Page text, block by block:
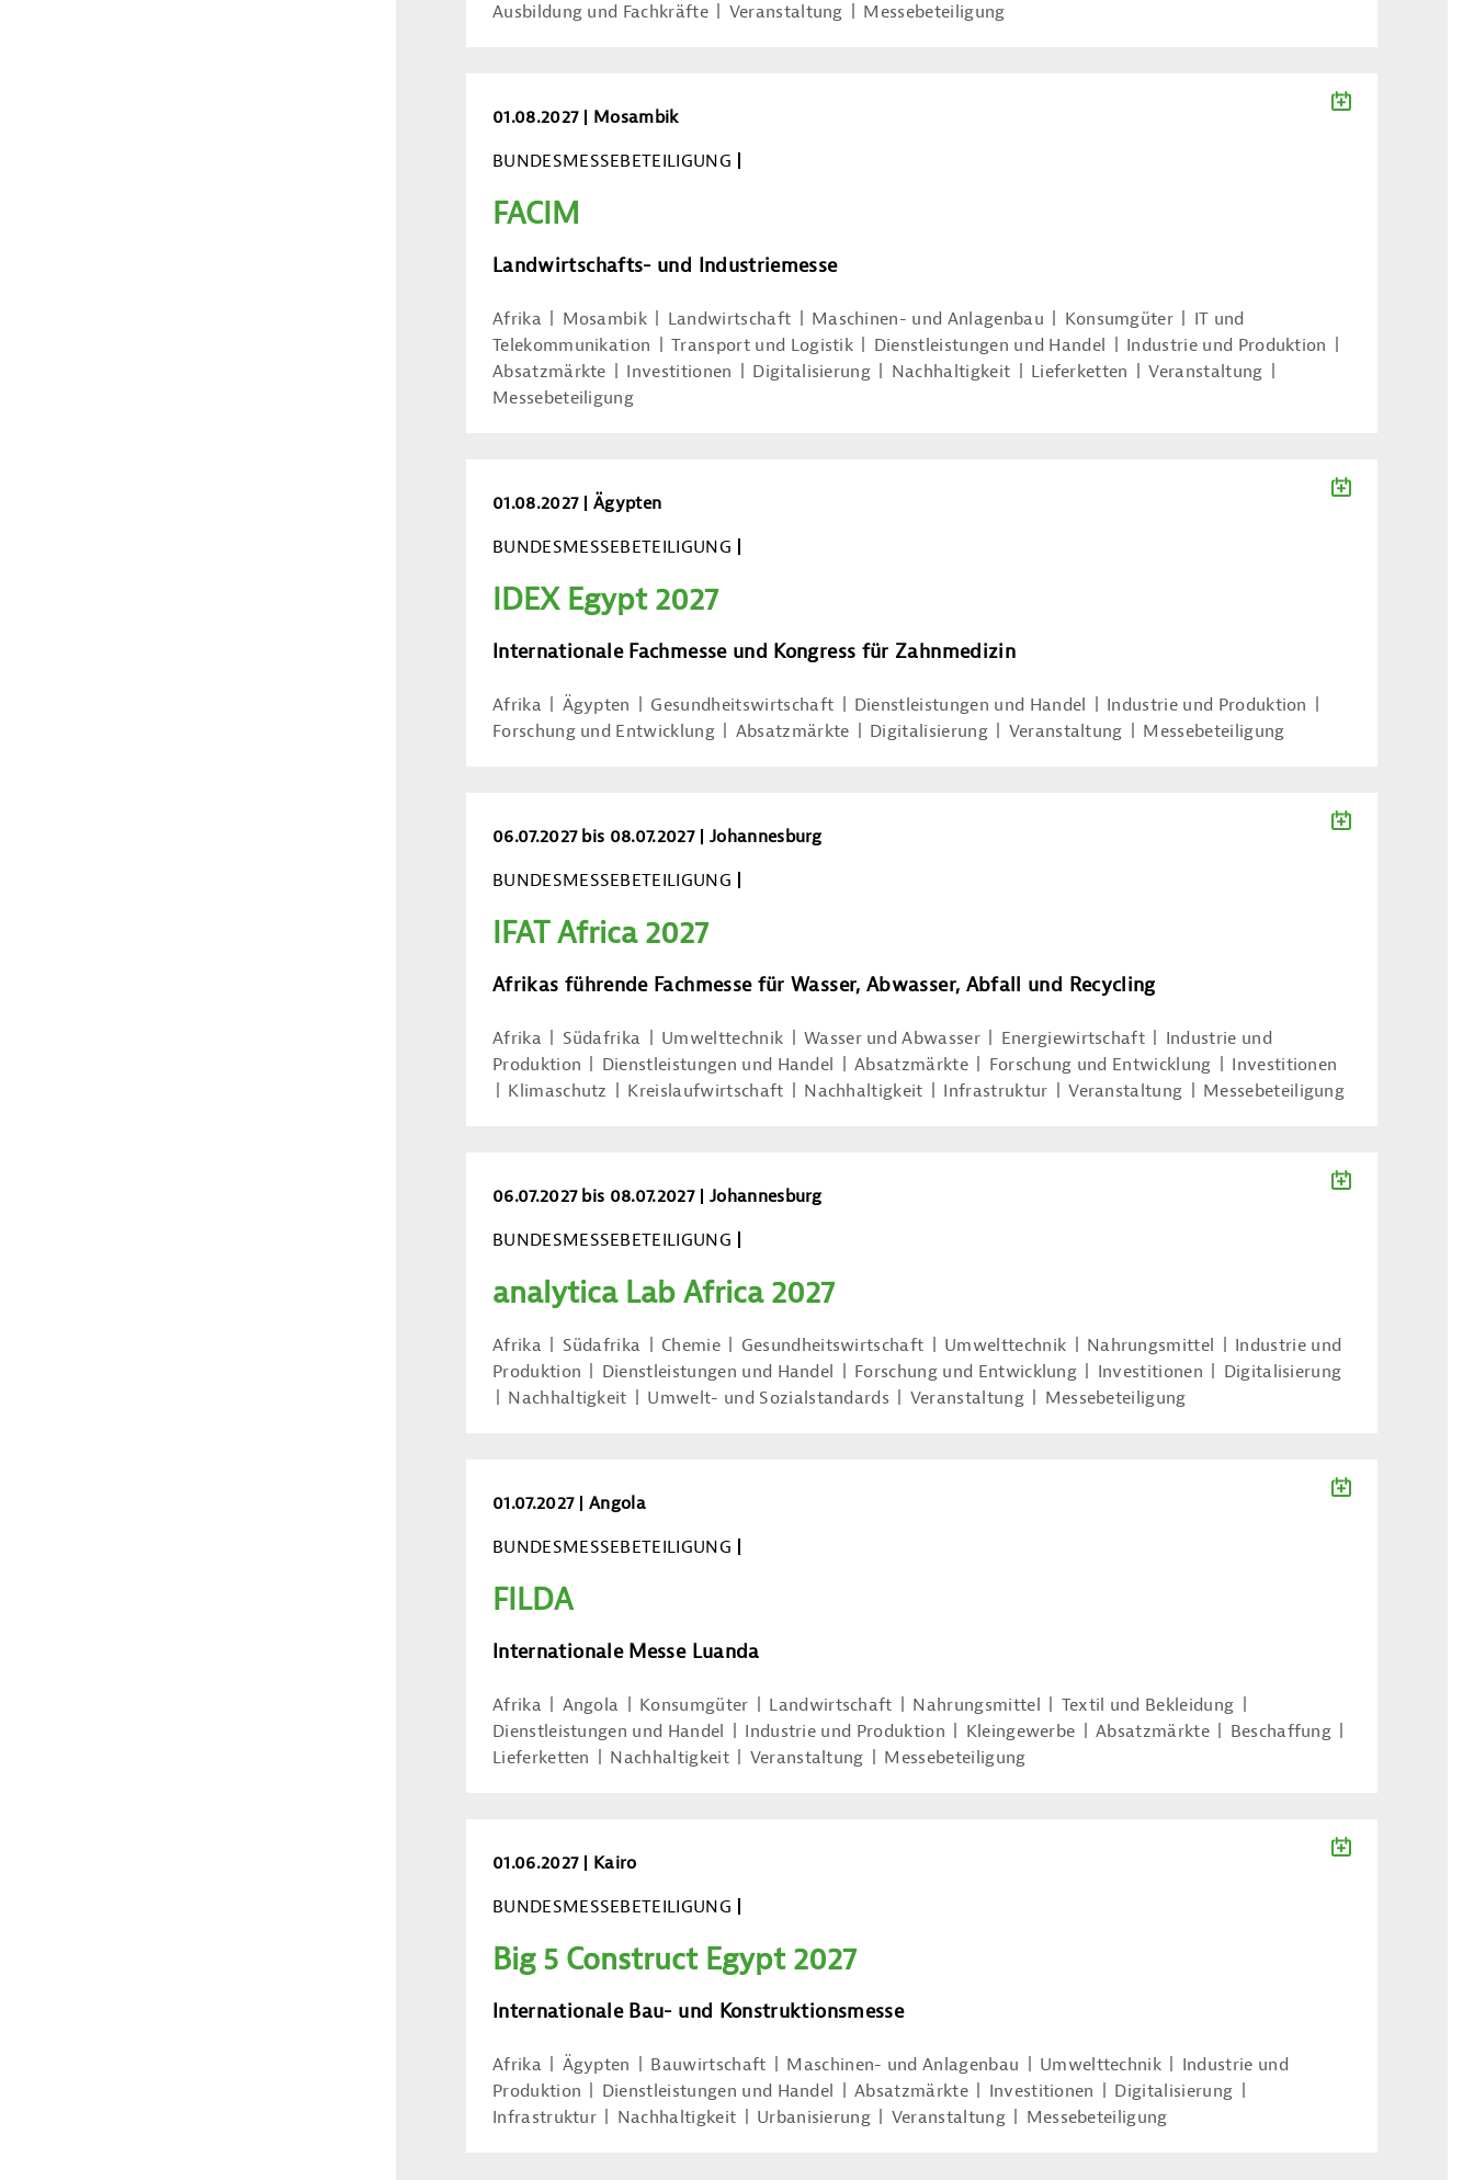
Ausbildung und Fachkräfte
Veranstaltung Messebeteiligung
FACIM
01.08.2027 Mosambik ZUM
BUNDESMESSEBETEILIGUNG
FACIM
Landwirtschafts- und Industriemesse
Afrika Mosambik Landwirtschaft Maschinen- und Anlagenbau Konsumgüter
IT und
Telekommunikation
Transport und Logistik Dienstleistungen und Handel
Industrie und Produktion
Absatzmärkte
Investitionen Digitalisierung Nachhaltigkeit Lieferketten
Veranstaltung
Messebeteiligung
IDEX Egypt 2027
01.08.2027 Ägypten ZUM
BUNDESMESSEBETEILIGUNG
IDEX Egypt 2027
Internationale Fachmesse und Kongress für Zahnmedizin
Afrika Ägypten Gesundheitswirtschaft Dienstleistungen und Handel
Industrie und Produktion
Forschung und Entwicklung
Absatzmärkte Digitalisierung Veranstaltung Messebeteiligung
IFAT Africa 2027
06.07.2027 bis 08.07.2027 Johannesburg ZUM
BUNDESMESSEBETEILIGUNG
IFAT Africa 2027
Afrikas führende Fachmesse für Wasser, Abwasser, Abfall und Recycling
Afrika Südafrika Umwelttechnik Wasser und Abwasser Energiewirtschaft
Industrie und
Produktion
Dienstleistungen und Handel Absatzmärkte Forschung und Entwicklung
Investitionen
Klimaschutz
Kreislaufwirtschaft Nachhaltigkeit Infrastruktur Veranstaltung Messebeteiligung
analytica Lab Africa 2027
06.07.2027 bis 08.07.2027 Johannesburg ZUM
BUNDESMESSEBETEILIGUNG
analytica Lab Africa 2027
Afrika Südafrika Chemie Gesundheitswirtschaft Umwelttechnik Nahrungsmittel
Industrie und
Produktion
Dienstleistungen und Handel Forschung und Entwicklung Investitionen
Digitalisierung
Nachhaltigkeit
Umwelt- und Sozialstandards Veranstaltung Messebeteiligung
FILDA
01.07.2027 Angola ZUM
BUNDESMESSEBETEILIGUNG
FILDA
Internationale Messe Luanda
Afrika Angola Konsumgüter Landwirtschaft Nahrungsmittel
Textil und Bekleidung
Dienstleistungen und Handel
Industrie und Produktion Kleingewerbe Absatzmärkte
Beschaffung
Lieferketten
Nachhaltigkeit Veranstaltung Messebeteiligung
Big 5 Construct Egypt 2027
01.06.2027 Kairo ZUM
BUNDESMESSEBETEILIGUNG
Big 5 Construct Egypt 2027
Internationale Bau- und Konstruktionsmesse
Afrika Ägypten Bauwirtschaft Maschinen- und Anlagenbau Umwelttechnik
Industrie und
Produktion
Dienstleistungen und Handel Absatzmärkte Investitionen
Digitalisierung
Infrastruktur
Nachhaltigkeit Urbanisierung Veranstaltung Messebeteiligung